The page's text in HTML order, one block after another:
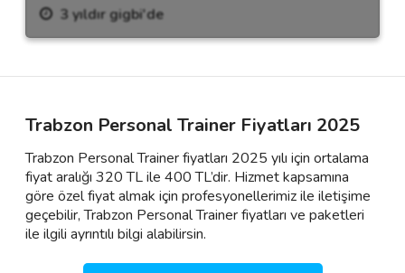
3 yıldır gigbi'de
Trabzon Personal Trainer Fiyatları 2025
Trabzon Personal Trainer fiyatları 2025 yılı için ortalama
fiyat aralığı 320 TL ile 400 TL’dir. Hizmet kapsamına
göre özel fiyat almak için profesyonellerimiz ile iletişime
geçebilir, Trabzon Personal Trainer fiyatları ve paketleri
ile ilgili ayrıntılı bilgi alabilirsin.